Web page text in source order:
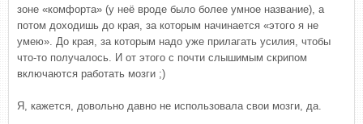
зоне «комфорта» (у неё вроде было более умное название), а
потом доходишь до края, за которым начинается «этого я не
умею». До края, за которым надо уже прилагать усилия, чтобы
что-то получалось. И от этого с почти слышимым скрипом
включаются работать мозги ;)
Я, кажется, довольно давно не использовала свои мозги, да.